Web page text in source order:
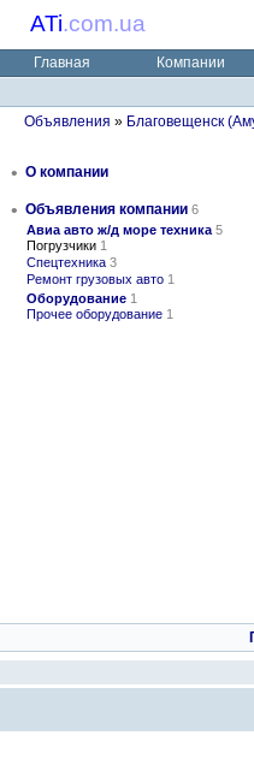
ATi.com.ua
Главная Компании
Объявления » Благовещенск
• О компании
• Объявления компании 6
Авиа авто ж/д море техника 5
Погрузчики 1
Спецтехника 3
Ремонт грузовых авто 1
Оборудование 1
Прочее оборудование 1